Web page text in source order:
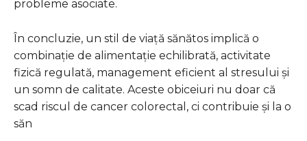
probleme asociate.
În concluzie, un stil de viață sănătos implică o
combinație de alimentație echilibrată, activitate
fizică regulată, management eficient al stresului și
un somn de calitate. Aceste obiceiuri nu doar că
scad riscul de cancer colorectal, ci contribuie și la o
săn